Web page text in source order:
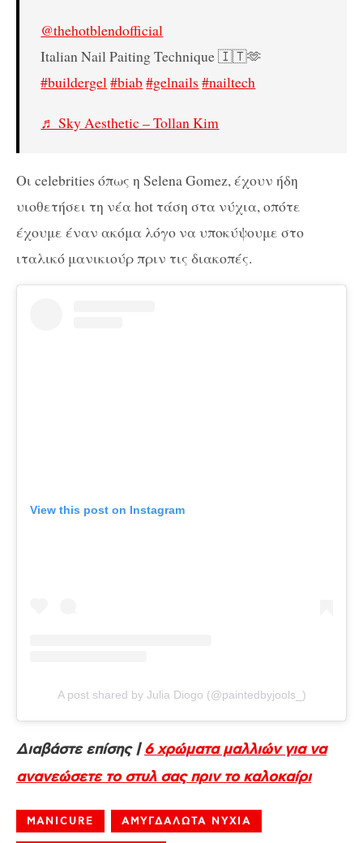
@thehotblendofficial
Italian Nail Paiting Technique 🇮🇹🫶
#buildergel#biab#gelnails #nailtech
♬ Sky Aesthetic – Tollan Kim
Οι celebrities όπως η Selena Gomez, έχουν ήδη
υιοθετήσει τη νέα hot τάση στα νύχια, οπότε
έχουμε έναν ακόμα λόγο να υποκύψουμε στο
ιταλικό μανικιούρ πριν τις διακοπές.
View this post on Instagram
A post shared by Julia Diogo (@paintedbyjools_)
Διαβάστε επίσης |6 χρώματα μαλλιών για να
ανανεώσετε το στυλ σας πριν το καλοκαίρι
MANICURE ΑΜΥΓΔΑΛΩΤΑ ΝΥΧΙΑ